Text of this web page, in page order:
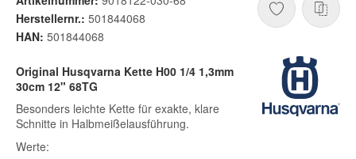
Herstellernr.: 501844068
HAN: 501844068
Original Husqvarna Kette H00 1/4 1,3mm
30cm 12" 68TG
Besonders leichte Kette für exakte, klare
Schnitte in Halbmeißelausführung.
Werte: